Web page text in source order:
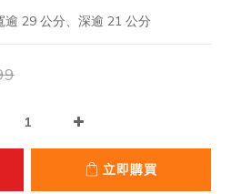
逾 29 公分、深逾 21 公分
立即購買